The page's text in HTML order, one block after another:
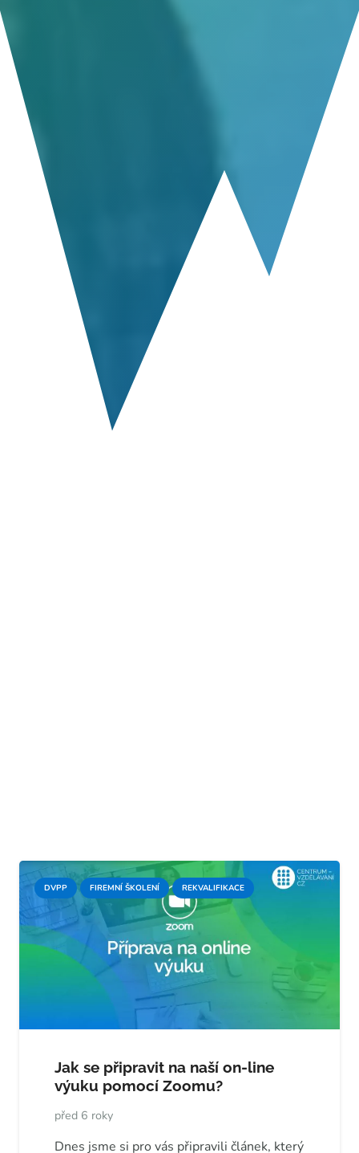
DVPP FIREMNÍ ŠKOLENÍ REKVALIFIKACE
Jak se připravit na naší on-line
výuku pomocí Zoomu?
před 6 roky
Dnes jsme si pro vás připravili článek, který